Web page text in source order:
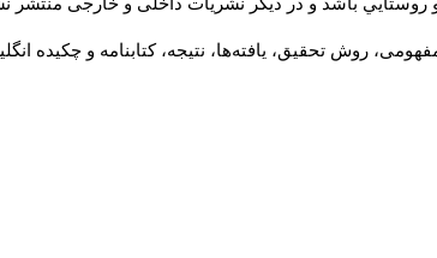
روش تحقیق، یافته‌ها، نتیجه، کتابنامه و چکیده